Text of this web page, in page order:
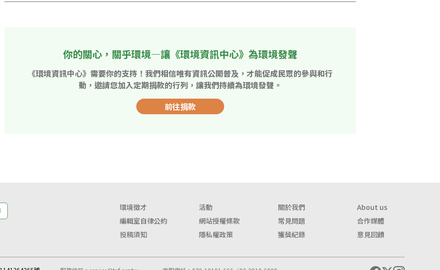
你的關心，關乎環境—讓《環境資訊中心》為環境發聲
《環境資訊中心》需要你的支持！我們相信唯有資訊公開普及，才能促成民眾的參與和行
動，邀請您加入定期捐款的行列，讓我們持續為環境發聲。
前往捐款
環境徵才 活動 關於我們
About us
編輯室自律公約
網站授權條款 常見問題
合作媒體
投稿須知
隱私權政策 獲獎紀錄 意見回饋